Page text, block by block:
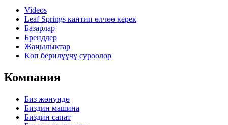
Videos
Leaf Springs кантип өлчөө керек
Базарлар
Бренддер
Жаңылыктар
Көп берилүүчү суроолор
Компания
Биз жөнүндө
Биздин машина
Биздин сапат